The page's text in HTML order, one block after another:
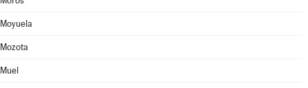
Moyuela
Mozota
Muel